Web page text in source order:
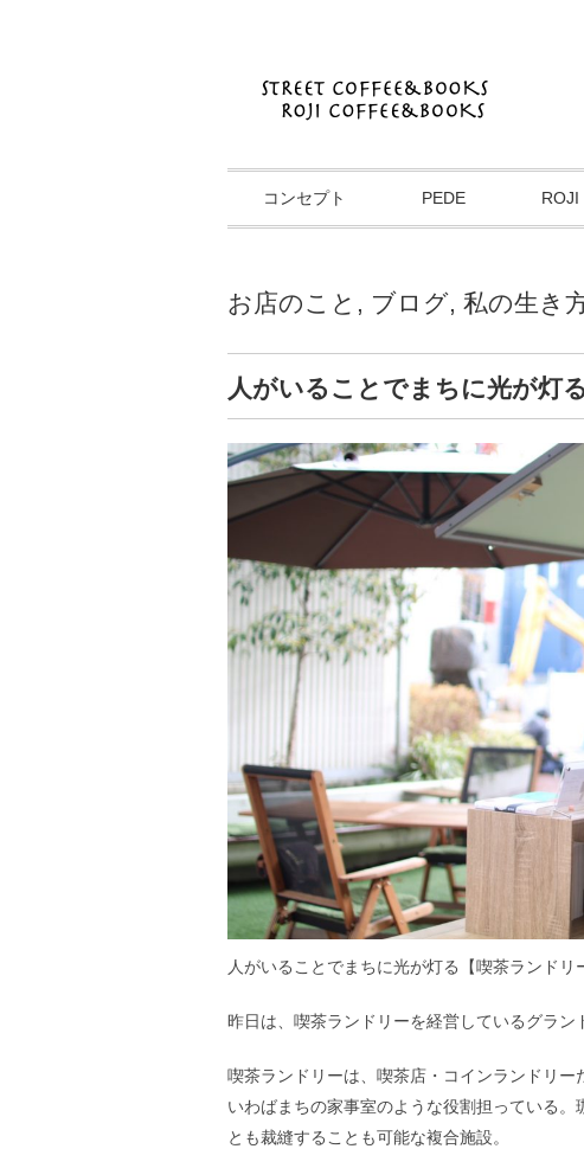
コンセプト PEDE ROJI
お店のこと , ブログ, 私の生き
人がいることでまちに光が灯る
人がいることでまちに光が灯る【喫茶ランドリ
昨日は、喫茶ランドリーを経営しているグラン
喫茶ランドリーは、喫茶店・コインランドリー
いわばまちの家事室のような役割担っている
とも裁縫することも可能な複合施設。